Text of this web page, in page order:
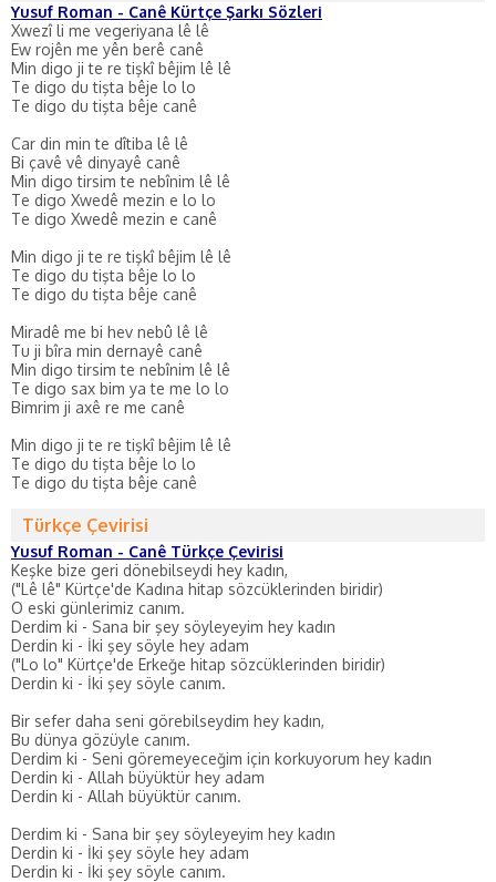
Yusuf Roman - Canê Kürtçe Şarkı Sözleri
Xwezî li me vegeriyana lê lê
Ew rojên me yên berê canê
Min digo ji te re tişkî bêjim lê lê
Te digo du tişta bêje lo lo
Te digo du tişta bêje canê
Car din min te dîtiba lê lê
Bi çavê vê dinyayê canê
Min digo tirsim te nebînim lê lê
Te digo Xwedê mezin e lo lo
Te digo Xwedê mezin e canê
Min digo ji te re tişkî bêjim lê lê
Te digo du tişta bêje lo lo
Te digo du tişta bêje canê
Miradê me bi hev nebû lê lê
Tu ji bîra min dernayê canê
Min digo tirsim te nebînim lê lê
Te digo sax bim ya te me lo lo
Bimrim ji axê re me canê
Min digo ji te re tişkî bêjim lê lê
Te digo du tişta bêje lo lo
Te digo du tişta bêje canê
Türkçe Çevirisi
Yusuf Roman - Canê Türkçe Çevirisi
Keşke bize geri dönebilseydi hey kadın,
("Lê lê" Kürtçe'de Kadına hitap sözcüklerinden biridir)
O eski günlerimiz canım.
Derdim ki - Sana bir şey söyleyeyim hey kadın
Derdin ki - İki şey söyle hey adam
("Lo lo" Kürtçe'de Erkeğe hitap sözcüklerinden biridir)
Derdin ki - İki şey söyle canım.
Bir sefer daha seni görebilseydim hey kadın,
Bu dünya gözüyle canım.
Derdim ki - Seni göremeyeceğim için korkuyorum hey kadın
Derdin ki - Allah büyüktür hey adam
Derdin ki - Allah büyüktür canım.
Derdim ki - Sana bir şey söyleyeyim hey kadın
Derdin ki - İki şey söyle hey adam
Derdin ki - İki şey söyle canım.